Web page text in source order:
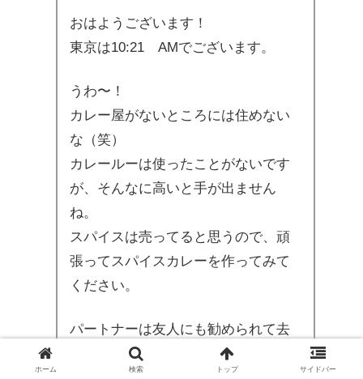
おはようございます！
東京は10:21 AMでございます。
うわ〜！
カレー屋がないところには住めない
な（笑）
カレールーは使ったことがないです
が、そんなに高いと手が出ません
ね。
スパイスは売ってると思うので、頑
張ってスパイスカレーを作ってみて
ください。
パートナーは友人にも勧められて去
年あたりから探してます。
ホーム 検索 トップ サイドバー